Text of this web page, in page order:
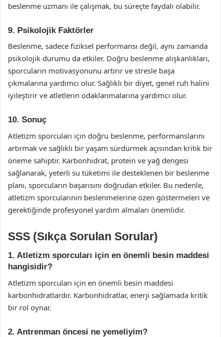
beslenme uzmanı ile çalışmak, bu süreçte faydalı olabilir.
9. Psikolojik Faktörler
Beslenme, sadece fiziksel performansı değil, aynı zamanda
psikolojik durumu da etkiler. Doğru beslenme alışkanlıkları,
sporcuların motivasyonunu artırır ve stresle başa
çıkmalarına yardımcı olur. Sağlıklı bir diyet, genel ruh halini
iyileştirir ve atletlerin odaklanmalarına yardımcı olur.
10. Sonuç
Atletizm sporcuları için doğru beslenme, performanslarını
artırmak ve sağlıklı bir yaşam sürdürmek açısından kritik bir
öneme sahiptir. Karbonhidrat, protein ve yağ dengesi
sağlanarak, yeterli su tüketimi ile desteklenen bir beslenme
planı, sporcuların başarısını doğrudan etkiler. Bu nedenle,
atletizm sporcularının beslenmelerine özen göstermeleri ve
gerektiğinde profesyonel yardım almaları önemlidir.
SSS (Sıkça Sorulan Sorular)
1. Atletizm sporcuları için en önemli besin maddesi
hangisidir?
Atletizm sporcuları için en önemli besin maddesi
karbonhidratlardır. Karbonhidratlar, enerji sağlamada kritik
bir rol oynar.
2. Antrenman öncesi ne yemeliyim?